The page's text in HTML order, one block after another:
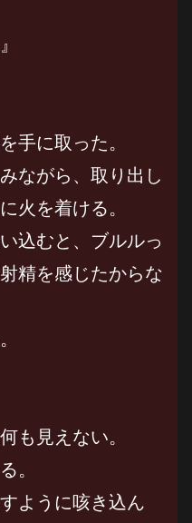
手に取った。
ながら、取り出し
火を着ける。
込むと、ブルルっ
精を感じたからな
も見えない。
。
ように咳き込ん